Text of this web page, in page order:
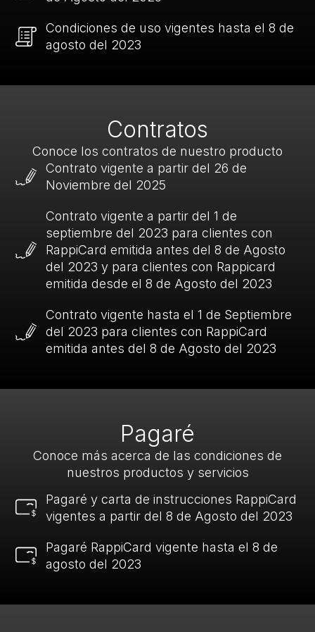
Condiciones de uso vigentes hasta el 8 de
agosto del 2023
Contratos
Conoce los contratos de nuestro producto
Contrato vigente a partir del 26 de
Noviembre del 2025
Contrato vigente a partir del 1 de
septiembre del 2023 para clientes con
RappiCard emitida antes del 8 de Agosto
del 2023 y para clientes con Rappicard
emitida desde el 8 de Agosto del 2023
Contrato vigente hasta el 1 de Septiembre
del 2023 para clientes con RappiCard
emitida antes del 8 de Agosto del 2023
Pagaré
Conoce más acerca de las condiciones de
nuestros productos y servicios
Pagaré y carta de instrucciones RappiCard
vigentes a partir del 8 de Agosto del 2023
Pagaré RappiCard vigente hasta el 8 de
agosto del 2023